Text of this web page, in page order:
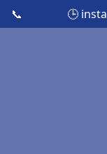
📞 🕒